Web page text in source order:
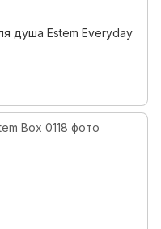
душа Estem Everyday